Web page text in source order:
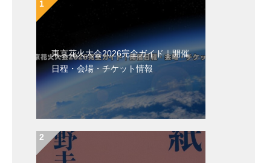
東京花火大会2026完全ガイド｜開催
日程・会場・チケット情報